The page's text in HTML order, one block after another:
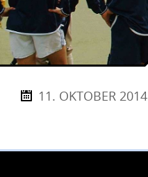
11. OKTOBER 2014